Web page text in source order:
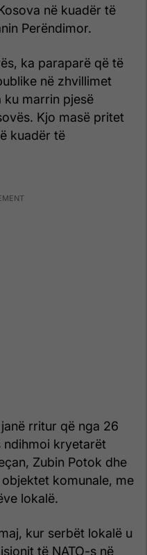
në kuadër të
Perëndimor.
ka paraparë që të
në zhvillimet
ku marrin pjesë
Kjo masë pritet
kuadër të
rritur që nga 26
ndihmoi kryetarët
Zubin Potok dhe
komunale, me
lokalë.
kur serbët lokalë u
të NATO-s në